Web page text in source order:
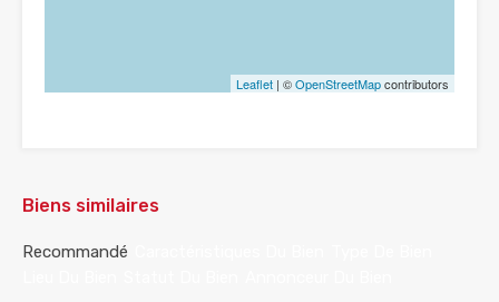
Leaflet | ©OpenStreetMapcontributors
Biens similaires
Recommandé